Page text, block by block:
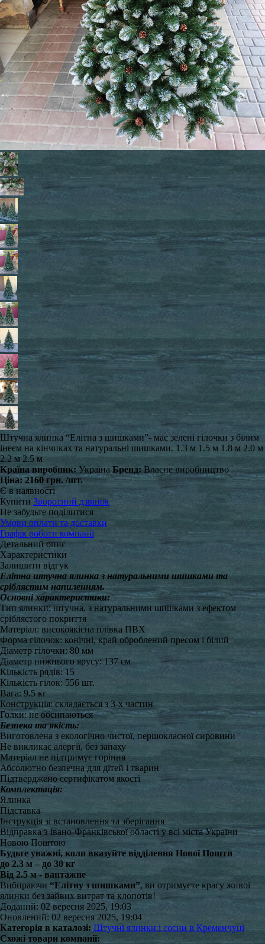
​Штучна ялинка “Елітна з шишками”- має зелені гілочки з білим
інеєм на кінчиках та натуральні шишками. 1.3 м 1.5 м 1.8 м 2.0 м
2.2 м 2.5 м
Країна виробник:Україна Бренд: Власне виробництво
Ціна:2160 грн. /шт.
Є в наявності
Купити Зворотний дзвінок
Не забудьте поділитися
Умови оплати та доставки
Графік роботи компанії
Детальний опис
Характеристики
Залишити відгук
Елітна штучна ялинка з натуральними шишками та
сріблястим напиленням.
Основні характеристики:
Тип ялинки: штучна, з натуральними шишками з ефектом
сріблястого покриття
Матеріал: високоякісна плівка ПВХ
Форма гілочок: конічні, край оброблений пресом і білий
Діаметр гілочки: 80 мм
Діаметр нижнього ярусу: 137 см
Кількість рядів: 15
Кількість гілок: 556 шт.
Вага: 9.5 кг
Конструкція: складається з 3-х частин
Голки: не обсипаються
Безпека та якість:
Виготовлена з екологічно чистої, першокласної сировини
Не викликає алергії, без запаху
Матеріал не підтримує горіння
Абсолютно безпечна для дітей і тварин
Підтверджено сертифікатом якості
Комплектація:
Ялинка
Підставка
Інструкція зі встановлення та зберігання
Відправка з Івано-Франківської області у всі міста України
Новою Поштою
Будьте уважні, коли вказуйте відділення Нової Пошти
до 2.3 м – до 30 кг
Від 2.5 м - вантажне
Вибираючи “Елітну з шишками”, ви отримуєте красу живої
ялинки без зайвих витрат та клопотів!
Доданий: 02 вересня 2025, 19:03
Оновлений: 02 вересня 2025, 19:04
Категорія в каталозі: Штучні ялинки і сосни в Кременчуці
Схожі товари компанії: